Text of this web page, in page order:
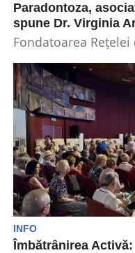
Paradontoza,
spune Dr. Virginia
Fondatoarea
speaker în cadrul...
INFO
Îmbătrânirea